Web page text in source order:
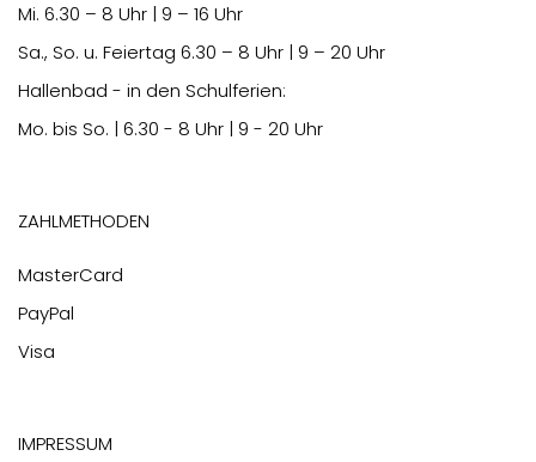
Mi. 6.30 – 8 Uhr | 9 – 16 Uhr
Sa., So. u. Feiertag 6.30 – 8 Uhr | 9 – 20 Uhr
Hallenbad - in den Schulferien:
Mo. bis So. | 6.30 - 8 Uhr | 9 - 20 Uhr
Zahlmethoden
MasterCard
PayPal
Visa
Impressum